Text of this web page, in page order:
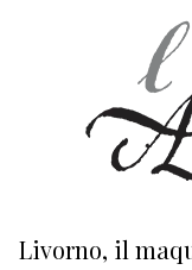
Livorno, il